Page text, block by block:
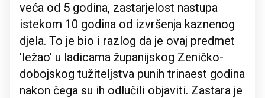
veća od 5 godina, zastarjelost nastupa
istekom 10 godina od izvršenja kaznenog
djela. To je bio i razlog da je ovaj predmet
'ležao' u ladicama županijskog Zeničko-
dobojskog tužiteljstva punih trinaest godina
nakon čega su ih odlučili objaviti. Zastara je